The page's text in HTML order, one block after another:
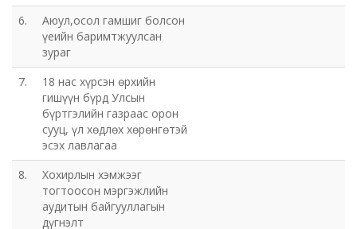
6.
Аюул,осол гамшиг болсон
үеийн баримтжуулсан
зураг
7.
18 нас хүрсэн өрхийн
гишүүн бүрд Улсын
бүртгэлийн газраас орон
сууц, үл хөдлөх хөрөнгөтэй
эсэх лавлагаа
8.
Хохирлын хэмжээг
тогтоосон мэргэжлийн
аудитын байгууллагын
дүгнэлт